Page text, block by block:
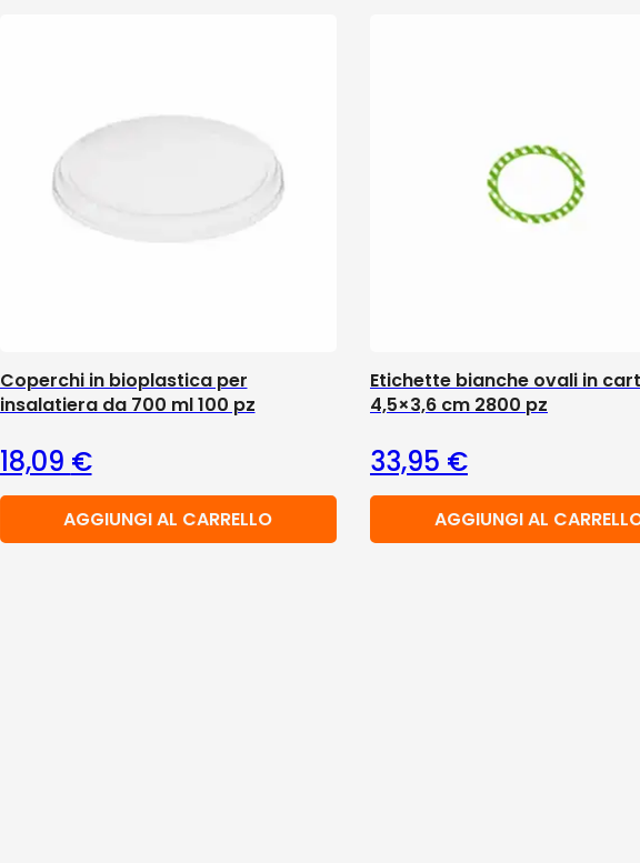
Coperchi in bioplastica per
insalatiera da 700 ml 100 pz
18,09 €
AGGIUNGI AL CARRELLO
Etichette bianche ovali in
4,5×3,6 cm 2800 pz
33,95 €
AGGIUNGI AL